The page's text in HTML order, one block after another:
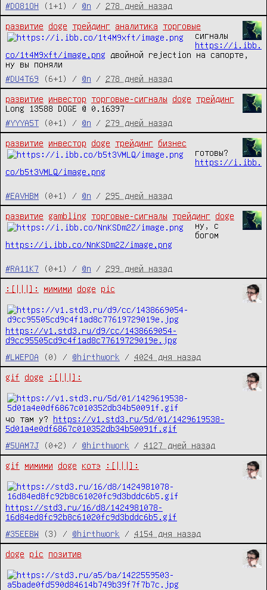
#DO81OH (1+1) / @n / 278 дней назад
развитие doge трейдинг аналитика
торговые
https://i.ibb.
co/1t4M9xft/image.png двойной rejection на сапорте,
ну вы поняли
#DU4T69
(6+1) / @n / 278 дней назад
развитие инвестор торговые-сигналы doge
трейдинг
Long 13588 DOGE @ 0.16397
#YYYA5T
(0+1) / @n / 279 дней назад
развитие инвестор doge трейдинг
бизнес
https://i.ibb.
co/b5t3VMLQ/image.png
#EAVHBM (0+1) / @n / 295 дней назад
развитие gambling торговые-сигналы трейдинг
doge
ну, с
https://i.ibb.co/NnKSDm2Z/image.png
#RA11K7 (0+1) / @n / 299 дней назад
:[|||]: мимими doge pic
https://v1.std3.ru/d9/cc/1438669054-
d9cc95505cd9c4f1ad8c77619729019e.jpg
#LWEPOA
(0) / @hirthwork / 4024 дня назад
gif doge :[|||]:
чо там у? https://v1.std3.ru/5d/01/1429619538-
5d01a4e0df6867c010352db34b50091f.gif
#5UAM7J
(0+2) / @hirthwork / 4127 дней назад
gif мимими doge котэ :[|||]:
https://std3.ru/16/d8/1424981078-
16d84ed8fc92b8c61020fc9d3bddc6b5.gif
#35EEBW
(3) / @hirthwork / 4154 дня назад
doge pic позитив